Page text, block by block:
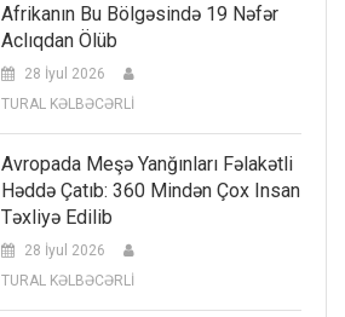
Afrikanın Bu Bölgəsində 19 Nəfər
Aclıqdan Ölüb
28 İyul 2026
TURAL KƏLBƏCƏRLİ
Avropada Meşə Yanğınları Fəlakətli
Həddə Çatıb: 360 Mindən Çox Insan
Təxliyə Edilib
28 İyul 2026
TURAL KƏLBƏCƏRLİ